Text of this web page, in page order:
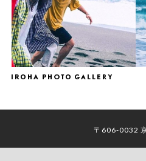
〒606-0032